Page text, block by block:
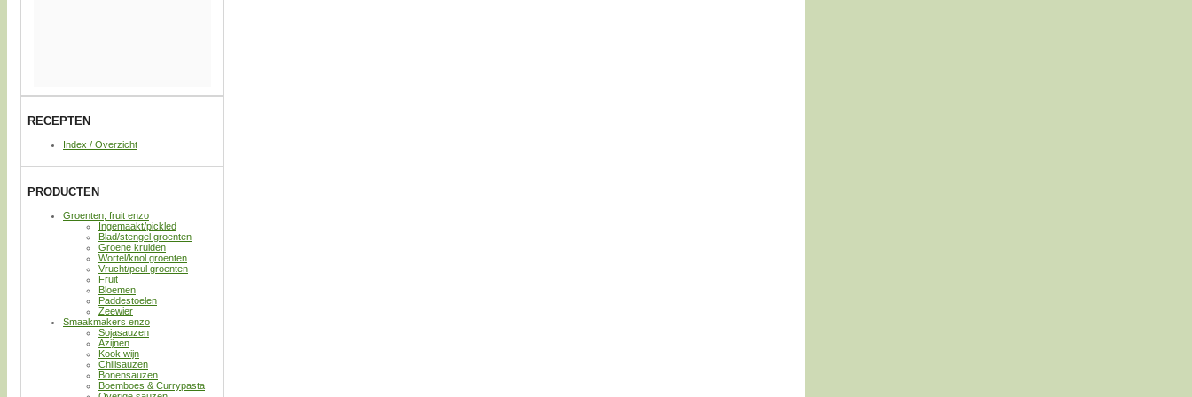
RECEPTEN
Index / Overzicht
PRODUCTEN
Groenten, fruit enzo
Ingemaakt/pickled
Blad/stengel groenten
Groene kruiden
Wortel/knol groenten
Vrucht/peul groenten
Fruit
Bloemen
Paddestoelen
Zeewier
Smaakmakers enzo
Sojasauzen
Azijnen
Kook wijn
Chilisauzen
Bonensauzen
Boemboes & Currypasta